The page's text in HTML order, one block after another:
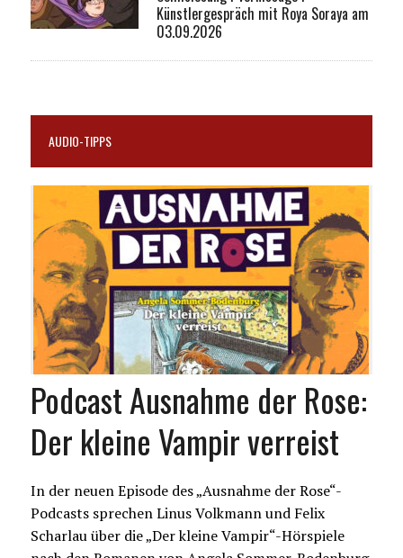
Künstlergespräch mit Roya Soraya am
03.09.2026
AUDIO-TIPPS
Podcast Ausnahme der Rose:
Der kleine Vampir verreist
In der neuen Episode des „Ausnahme der Rose“-
Podcasts sprechen Linus Volkmann und Felix
Scharlau über die „Der kleine Vampir“-Hörspiele